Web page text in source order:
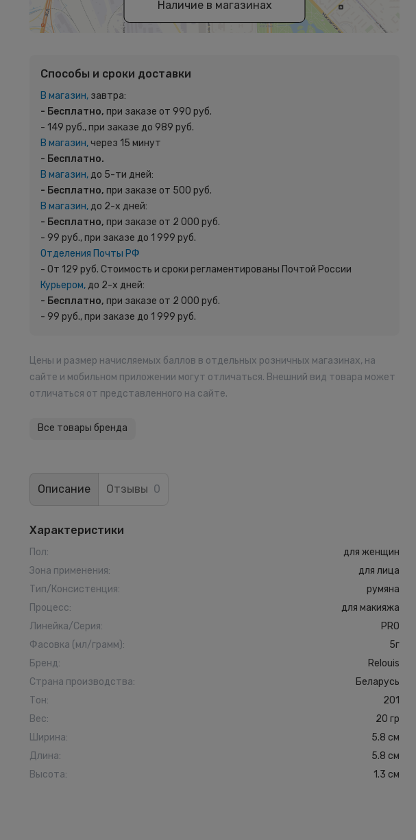
Наличие в магазинах
Способы и сроки доставки
В магазин, завтра:
- Бесплатно, при заказе от 990 руб.
- 149 руб., при заказе до 989 руб.
В магазин,через 15 минут
- Бесплатно.
В магазин,до 5-ти дней:
- Бесплатно, при заказе от 500 руб.
В магазин,до 2-х дней:
- Бесплатно, при заказе от 2 000 руб.
- 99 руб., при заказе до 1 999 руб.
Отделения Почты РФ
- От 129 руб. Стоимость и сроки регламентированы Почтой России
Курьером,до 2-х дней:
- Бесплатно, при заказе от 2 000 руб.
- 99 руб., при заказе до 1 999 руб.
Цены и размер начисляемых баллов в отдельных розничных магазинах, на
сайте и мобильном приложении могут отличаться. Внешний вид товара может
отличаться от представленного на сайте.
Все товары бренда
Описание Отзывы 0
Характеристики
Пол:
для женщин
Зона применения:
для лица
Тип/Консистенция:
румяна
Процесс:
для макияжа
Линейка/Серия:
PRO
Фасовка (мл/грамм):
5г
Бренд:
Relouis
Страна производства:
Беларусь
Тон:
201
Вес:
20 гр
Ширина:
5.8 см
Длина:
5.8 см
Высота: 1.3 см